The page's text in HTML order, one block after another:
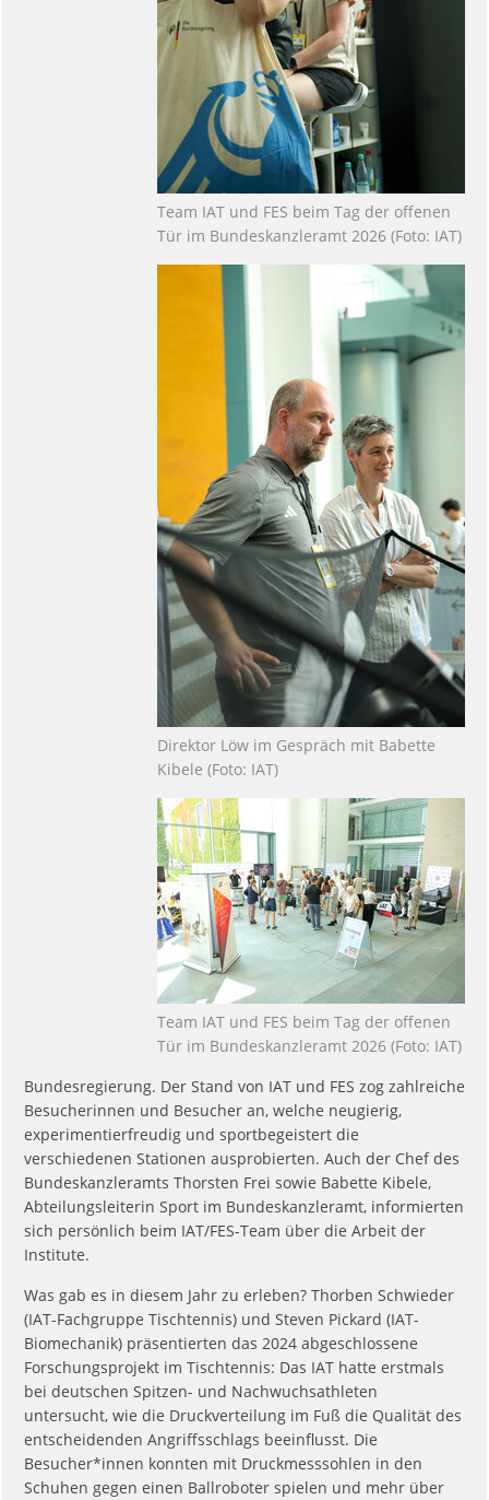
Team IAT und FES beim Tag der offenen
Tür im Bundeskanzleramt 2026 (Foto: IAT)
Direktor Löw im Gespräch mit Babette
Kibele (Foto: IAT)
Team IAT und FES beim Tag der offenen
Tür im Bundeskanzleramt 2026 (Foto: IAT)
Bundesregierung. Der Stand von IAT und FES zog zahlreiche
Besucherinnen und Besucher an, welche neugierig,
experimentierfreudig und sportbegeistert die
verschiedenen Stationen ausprobierten. Auch der Chef des
Bundeskanzleramts Thorsten Frei sowie Babette Kibele,
Abteilungsleiterin Sport im Bundeskanzleramt, informierten
sich persönlich beim IAT/FES-Team über die Arbeit der
Institute.
Was gab es in diesem Jahr zu erleben? Thorben Schwieder
(IAT-Fachgruppe Tischtennis) und Steven Pickard (IAT-
Biomechanik) präsentierten das 2024 abgeschlossene
Forschungsprojekt im Tischtennis: Das IAT hatte erstmals
bei deutschen Spitzen- und Nachwuchsathleten
untersucht, wie die Druckverteilung im Fuß die Qualität des
entscheidenden Angriffsschlags beeinflusst. Die
Besucher*innen konnten mit Druckmesssohlen in den
Schuhen gegen einen Ballroboter spielen und mehr über